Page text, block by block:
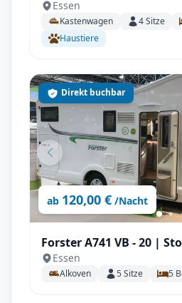
Personen, Solar,
uvm.
Essen
Kastenwagen 4Sitze
Haustiere
ab 120,00 € /Nacht
Direkt buchbar
Forster A741 VB - 20 | Stockbetten, mit TV
& SAT, Kinderzimmer
Essen
Alkoven 5Sitze 5